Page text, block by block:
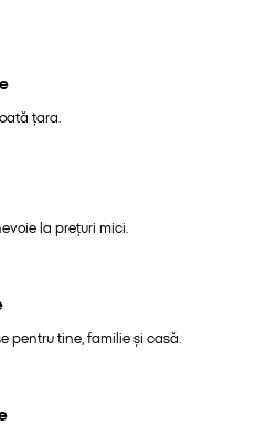
țara.
la prețuri mici.
pentru tine, familie și casă.